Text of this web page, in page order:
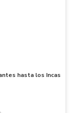
hasta los Incas